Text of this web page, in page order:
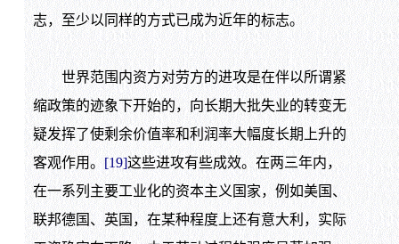
志，至少以同样的方式已成为近年的标志。
世界范围内资方对劳方的进攻是在伴以所谓紧
缩政策的迹象下开始的，向长期大批失业的转变无
疑发挥了使剩余价值率和利润率大幅度长期上升的
客观作用。 [19]这些进攻有些成效。在两三年内，
在一系列主要工业化的资本主义国家，例如美国、
联邦德国、英国，在某种程度上还有意大利，实际